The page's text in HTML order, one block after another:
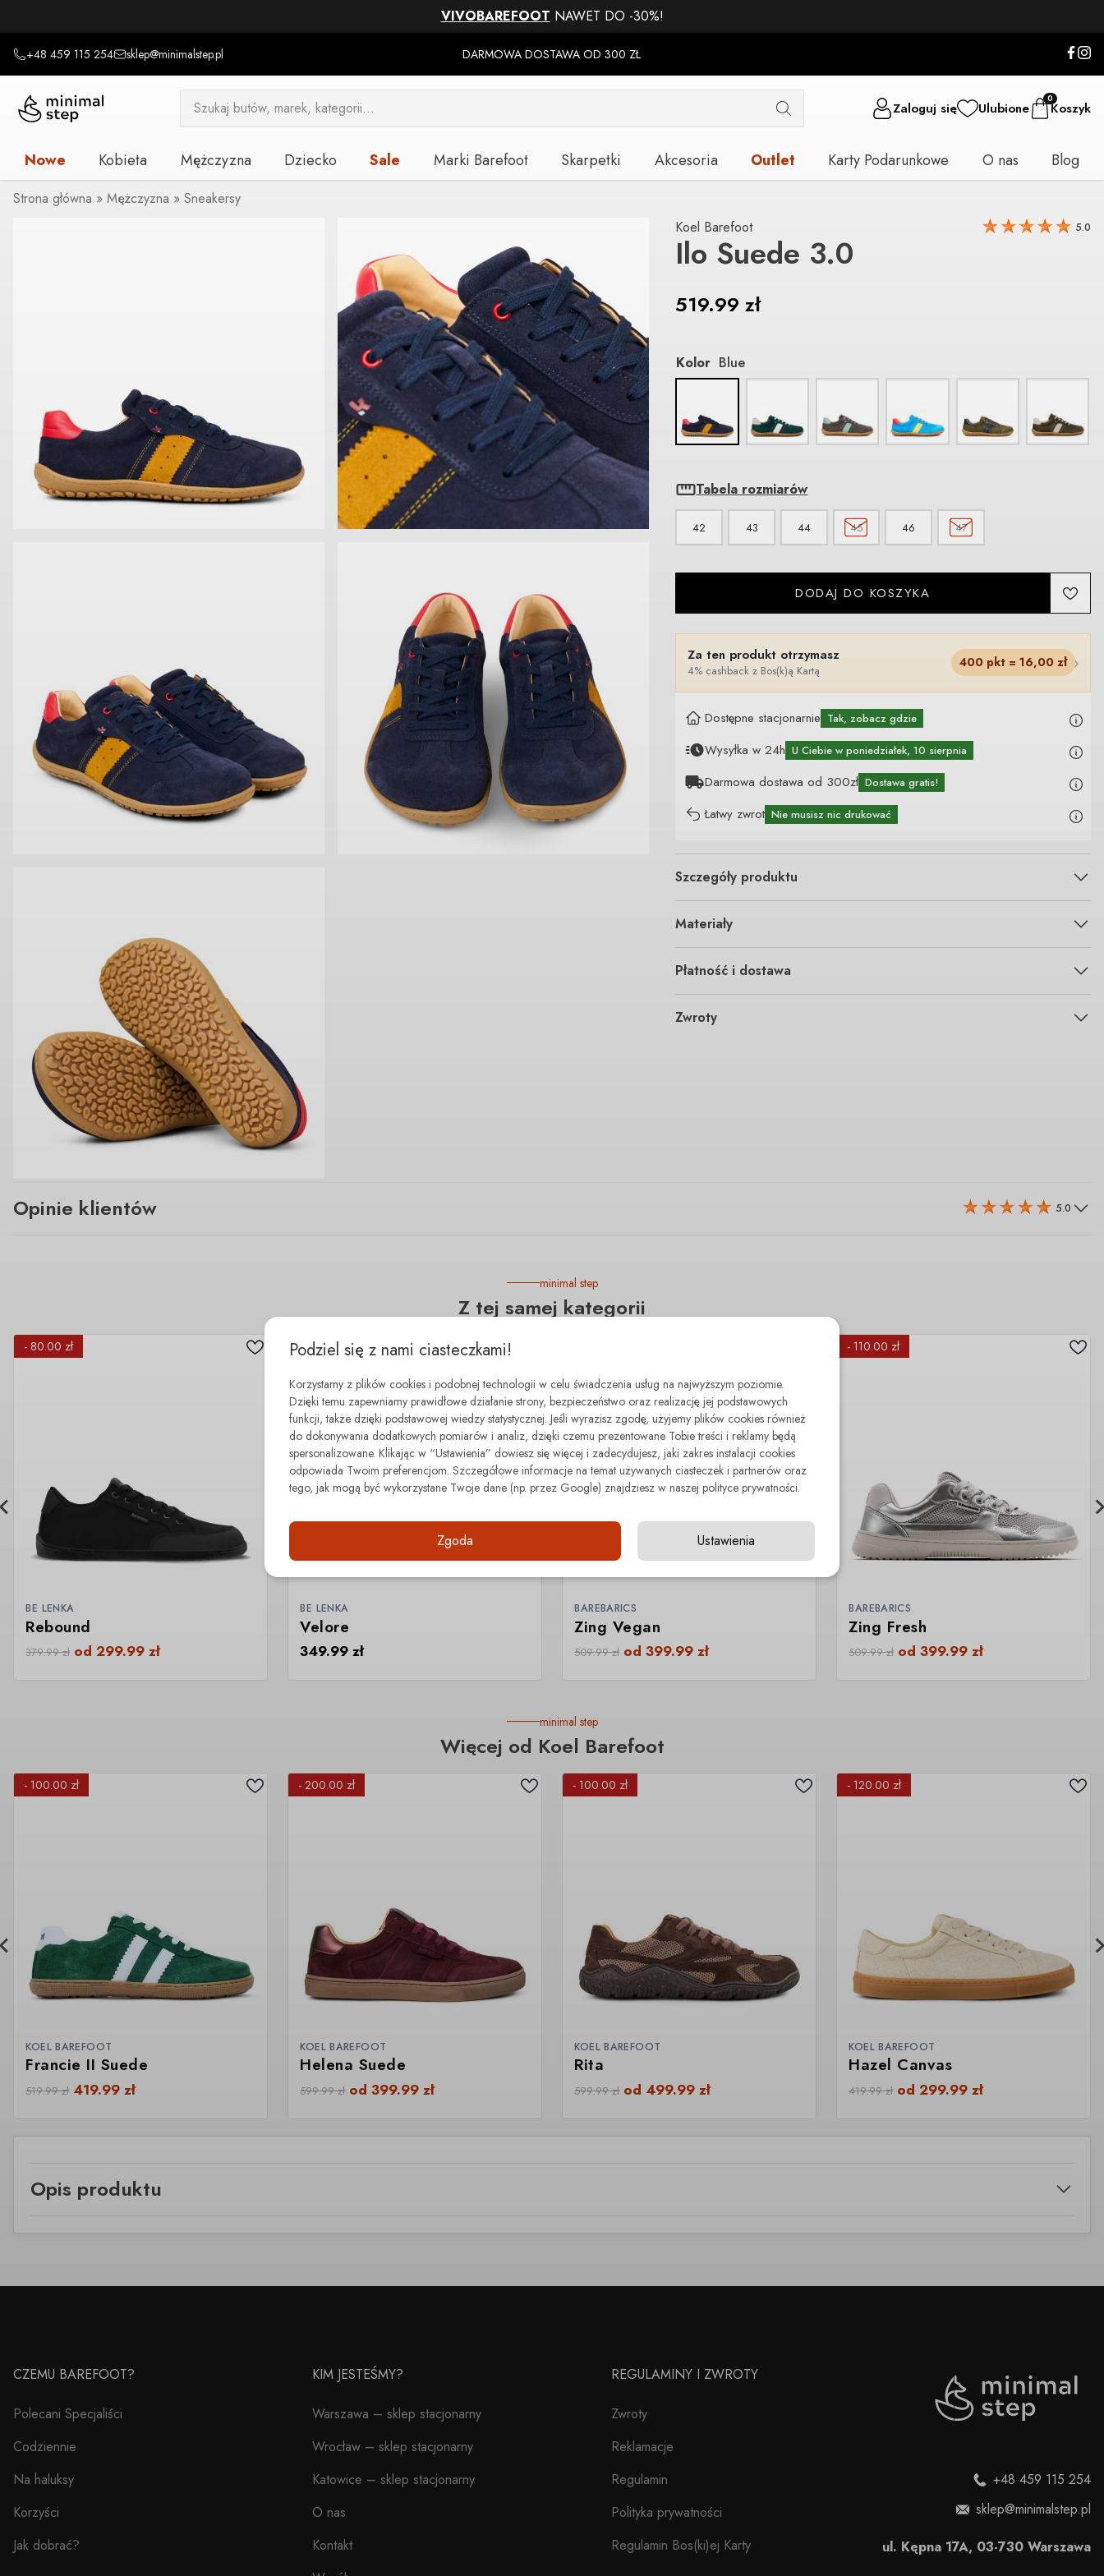
VIVOBAREFOOT NAWET DO -30%!
+48 459 115 254 sklep@minimalstep.pl DARMOWA DOSTAWA OD 300 ZŁ
Wyszukiwarka
produktów Zaloguj się Ulubione
0
Koszyk
Nowe Kobieta Mężczyzna Dziecko Sale Marki Barefoot Skarpetki Akcesoria Outlet Karty Podarunkowe O nas Blog
Strona główna » Mężczyzna » Sneakersy
Koel Barefoot
5.0
Ilo Suede 3.0
519.99zł
Kolor Blue
Tabela rozmiarów
42 43 44 45 46 47
DODAJ DO KOSZYKA
Za ten produkt otrzymasz
4% cashback z Bos(k)ą Kartą
400 pkt = 16,00 zł ›
Dostępne stacjonarnie Tak, zobacz gdzie
Wysyłka w 24h U Ciebiew poniedziałek, 10 sierpnia
Darmowa dostawa od 300zł Dostawa gratis!
Łatwy zwrot Nie musisz nic drukować
Szczegóły produktu
Materiały
Płatność i dostawa
Zwroty
Opinie klientów 5.0
minimal step
Z tej samej kategorii
- 80.00 zł
BE LENKA
Rebound
379.99zł od299.99zł
BE LENKA
Velore
349.99zł
BAREBARICS
Zing Vegan
509.99zł od399.99zł
- 110.00 zł
BAREBARICS
Zing Fresh
509.99zł od399.99zł
minimal step
Więcej od Koel Barefoot
- 100.00 zł
KOEL BAREFOOT
Francie II Suede
519.99zł 419.99zł
- 200.00 zł
KOEL BAREFOOT
Helena Suede
599.99zł od399.99zł
- 100.00 zł
KOEL BAREFOOT
Rita
599.99zł od 499.99zł
- 120.00 zł
KOEL BAREFOOT
Hazel Canvas
419.99zł od299.99zł
Opis produktu
CZEMU BAREFOOT?
Polecani Specjaliści
Codziennie
Na haluksy
Korzyści
Jak dobrać?
KIM JESTEŚMY?
Warszawa – sklep stacjonarny
Wrocław – sklep stacjonarny
Katowice – sklep stacjonarny
O nas
Kontakt
REGULAMINY I ZWROTY
Zwroty
Reklamacje
Regulamin
Polityka prywatności
Regulamin Bos(ki)ej Karty
+48 459 115 254
sklep@minimalstep.pl
ul. Kępna 17A, 03-730 Warszawa
Podziel się z nami ciasteczkami!
Korzystamy z plików cookies i podobnej technologii w celu świadczenia usług na najwyższym poziomie.
Dzięki temu zapewniamy prawidłowe działanie strony, bezpieczeństwo oraz realizację jej podstawowych
funkcji, także dzięki podstawowej wiedzy statystycznej. Jeśli wyrazisz zgodę, użyjemy plików cookies również
do dokonywania dodatkowych pomiarów i analiz, dzięki czemu prezentowane Tobie treści i reklamy będą
spersonalizowane. Klikając w “Ustawienia” dowiesz się więcej i zadecydujesz, jaki zakres instalacji cookies
odpowiada Twoim preferencjom. Szczegółowe informacje na temat używanych ciasteczek i partnerów oraz
tego, jak mogą być wykorzystane Twoje dane (np. przez Google) znajdziesz w naszej polityce prywatności.
Zgoda Ustawienia